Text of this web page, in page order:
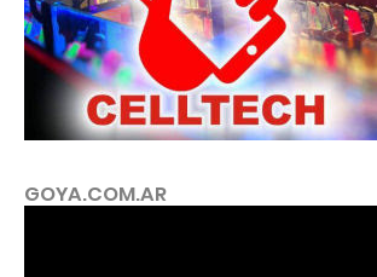
GOYA.COM.AR